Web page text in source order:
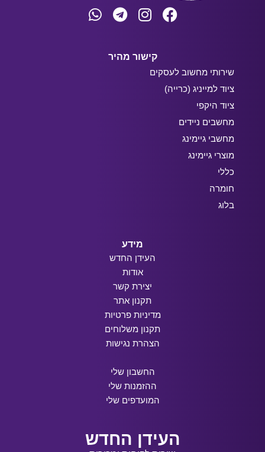
קישור מהיר
שירותי מחשוב לעסקים
ציוד למייניג (כרייה)
ציוד היקפי
מחשבים ניידים
מחשבי גיימינג
מוצרי גיימינג
כללי
חומרה
בלוג
מידע
העידן החדש
אודות
יצירת קשר
תקנון אתר
מדיניות פרטיות
תקנון משלוחים
הצהרת נגישות
החשבון שלי
ההזמנות שלי
המועדפים שלי
העידן החדש